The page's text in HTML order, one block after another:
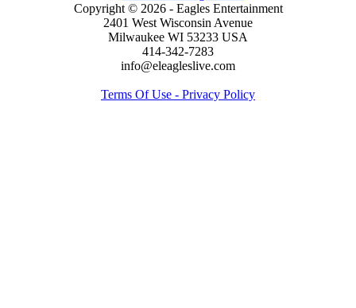
Copyright © 2026 - Eagles Entertainment
2401 West Wisconsin Avenue
Milwaukee WI 53233 USA
414-342-7283
info@eleagleslive.com
Terms Of Use - Privacy Policy